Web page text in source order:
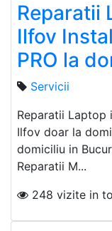
Reparatii
Ilfov
PRO la
Servicii
Reparatii Laptop
Ilfov doar la
domiciliu in
Reparatii M...
248 vizite in